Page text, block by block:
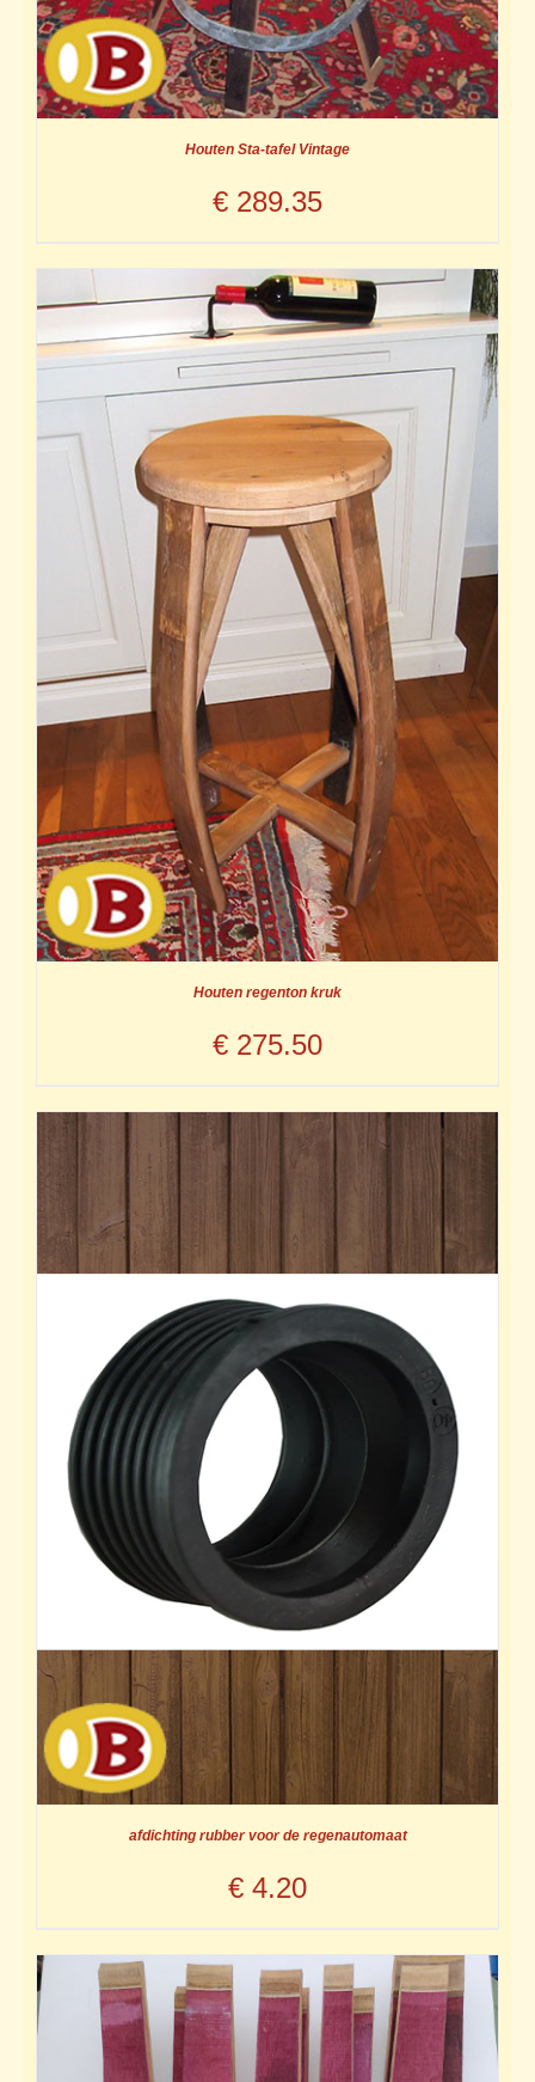
Houten Sta-tafel Vintage
€ 289.35
Houten regenton kruk
€ 275.50
afdichting rubber voor de regenautomaat
€ 4.20